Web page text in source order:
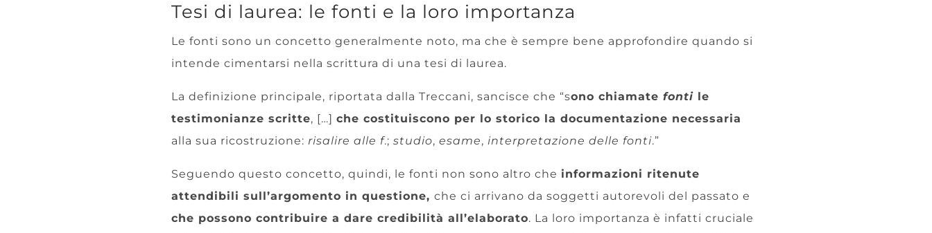
Tesi di laurea: le fonti e la loro importanza
Le fonti sono un concetto generalmente noto, ma che è sempre bene approfondire quando si
intende cimentarsi nella scrittura di una tesi di laurea.
La definizione principale, riportata dalla Treccani, sancisce che “sono chiamate fonti le
testimonianze scritte, […] che costituiscono per lo storico la documentazione necessaria
alla sua ricostruzione: risalire alle f.; studio, esame, interpretazione delle fonti.”
Seguendo questo concetto, quindi, le fonti non sono altro che informazioni ritenute
attendibili sull’argomento in questione, che ci arrivano da soggetti autorevoli del passato e
che possono contribuire a dare credibilità all’elaborato. La loro importanza è infatti cruciale